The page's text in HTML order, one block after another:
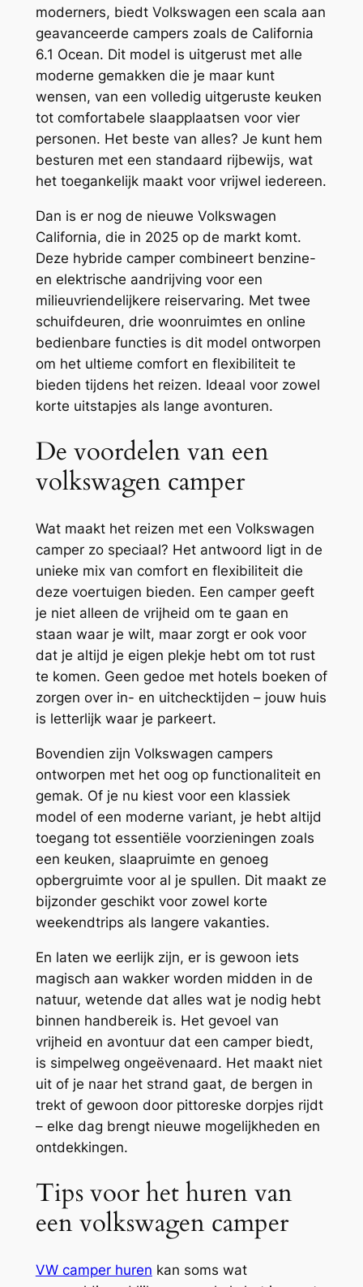
moderners, biedt Volkswagen een scala aan
geavanceerde campers zoals de California
6.1 Ocean. Dit model is uitgerust met alle
moderne gemakken die je maar kunt
wensen, van een volledig uitgeruste keuken
tot comfortabele slaapplaatsen voor vier
personen. Het beste van alles? Je kunt hem
besturen met een standaard rijbewijs, wat
het toegankelijk maakt voor vrijwel iedereen.
Dan is er nog de nieuwe Volkswagen
California, die in 2025 op de markt komt.
Deze hybride camper combineert benzine-
en elektrische aandrijving voor een
milieuvriendelijkere reiservaring. Met twee
schuifdeuren, drie woonruimtes en online
bedienbare functies is dit model ontworpen
om het ultieme comfort en flexibiliteit te
bieden tijdens het reizen. Ideaal voor zowel
korte uitstapjes als lange avonturen.
De voordelen van een
volkswagen camper
Wat maakt het reizen met een Volkswagen
camper zo speciaal? Het antwoord ligt in de
unieke mix van comfort en flexibiliteit die
deze voertuigen bieden. Een camper geeft
je niet alleen de vrijheid om te gaan en
staan waar je wilt, maar zorgt er ook voor
dat je altijd je eigen plekje hebt om tot rust
te komen. Geen gedoe met hotels boeken of
zorgen over in- en uitchecktijden – jouw huis
is letterlijk waar je parkeert.
Bovendien zijn Volkswagen campers
ontworpen met het oog op functionaliteit en
gemak. Of je nu kiest voor een klassiek
model of een moderne variant, je hebt altijd
toegang tot essentiële voorzieningen zoals
een keuken, slaapruimte en genoeg
opbergruimte voor al je spullen. Dit maakt ze
bijzonder geschikt voor zowel korte
weekendtrips als langere vakanties.
En laten we eerlijk zijn, er is gewoon iets
magisch aan wakker worden midden in de
natuur, wetende dat alles wat je nodig hebt
binnen handbereik is. Het gevoel van
vrijheid en avontuur dat een camper biedt,
is simpelweg ongeëvenaard. Het maakt niet
uit of je naar het strand gaat, de bergen in
trekt of gewoon door pittoreske dorpjes rijdt
– elke dag brengt nieuwe mogelijkheden en
ontdekkingen.
Tips voor het huren van
een volkswagen camper
VW camper huren kan soms wat